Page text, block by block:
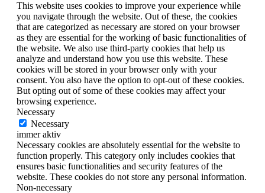
This website uses cookies to improve your experience while
you navigate through the website. Out of these, the cookies
that are categorized as necessary are stored on your browser
as they are essential for the working of basic functionalities of
the website. We also use third-party cookies that help us
analyze and understand how you use this website. These
cookies will be stored in your browser only with your
consent. You also have the option to opt-out of these cookies.
But opting out of some of these cookies may affect your
browsing experience.
Necessary
Necessary
immer aktiv
Necessary cookies are absolutely essential for the website to
function properly. This category only includes cookies that
ensures basic functionalities and security features of the
website. These cookies do not store any personal information.
Non-necessary